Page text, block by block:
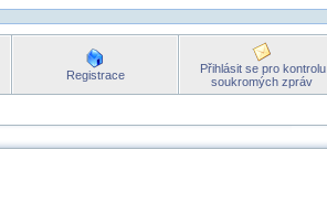
Registrace
Přihlásit se pro kontrolu
soukromých zpráv